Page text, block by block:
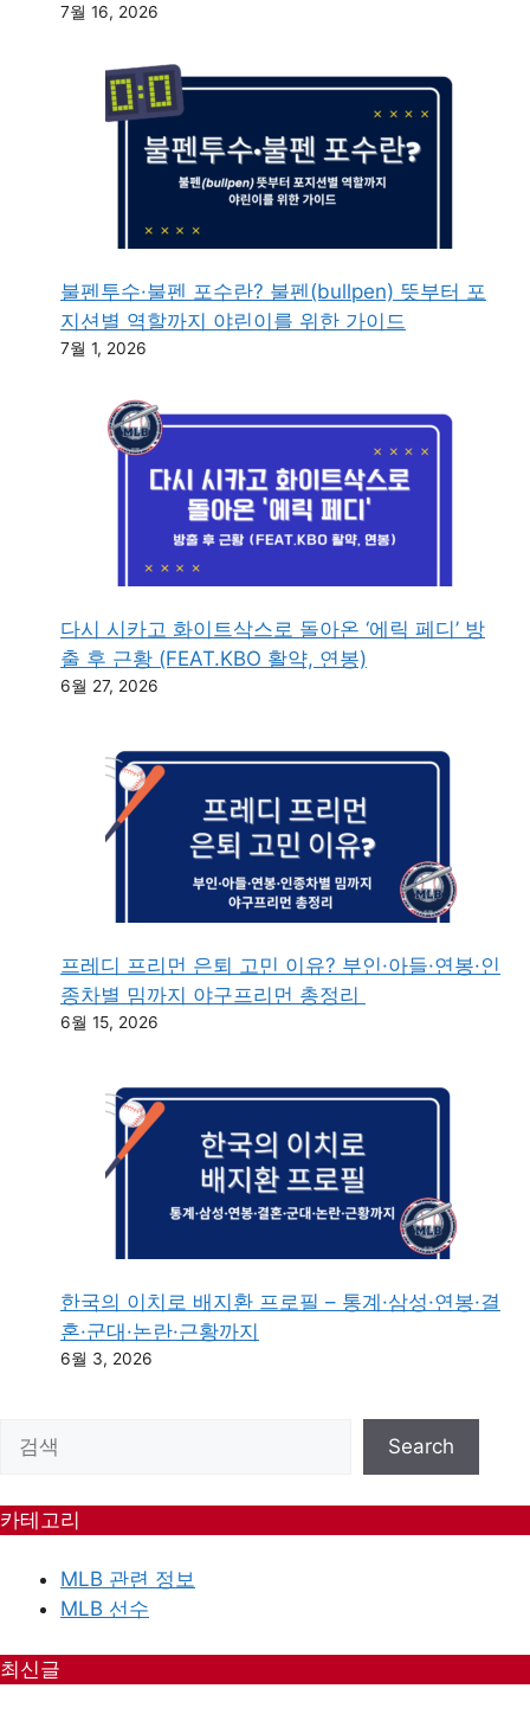
7월 16, 2026
불펜투수·불펜 포수란? 불펜(bullpen) 뜻부터 포
지션별 역할까지 야린이를 위한 가이드
7월 1, 2026
다시 시카고 화이트삭스로 돌아온 ‘에릭 페디’ 방
출 후 근황 (FEAT.KBO 활약, 연봉)
6월 27, 2026
프레디 프리먼 은퇴 고민 이유? 부인·아들·연봉·인
종차별 밈까지 야구프리먼 총정리
6월 15, 2026
한국의 이치로 배지환 프로필 – 통계·삼성·연봉·결
혼·군대·논란·근황까지
6월 3, 2026
검색
Search
카테고리
MLB 관련 정보
MLB 선수
최신글